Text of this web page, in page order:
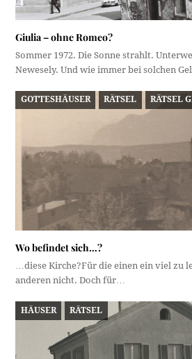
Giulia – ohne Romeo?
Sommer 1972. Die Sonne strahlt.
Newesely. Und wie immer bei solchen
GOTTESHÄUSER RÄTSEL RÄTSEL
Wo befindet sich…?
…diese Kirche?Für die einen ein viel zu
anderen nicht. Doch für…
HÄUSER RÄTSEL